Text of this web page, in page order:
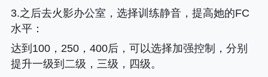
3.之后去火影办公室，选择训练静音，提高她的FC
水平：
达到100，250，400后，可以选择加强控制，分别
提升一级到二级，三级，四级。